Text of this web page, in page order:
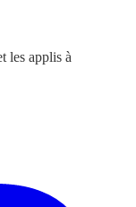
les applis à